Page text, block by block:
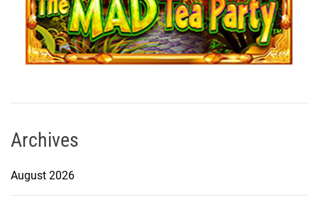
Archives
August 2026